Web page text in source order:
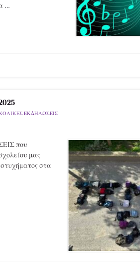
…
ΕΚΔΗΛΩΣΕΙΣ
που
μας
στα